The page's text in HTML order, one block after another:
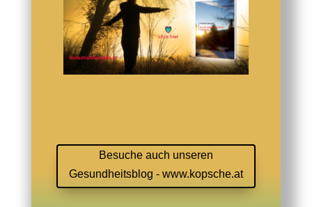
Besuche auch unseren
Gesundheitsblog - www.kopsche.at